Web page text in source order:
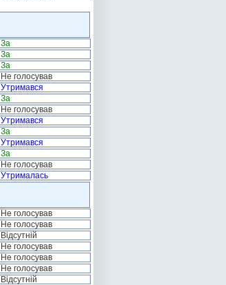
За
За
За
Не голосував
Утримався
За
Не голосував
Утримався
За
Утримався
За
Не голосував
Утрималась
Не голосував
Не голосував
Відсутній
Не голосував
Не голосував
Не голосував
Відсутній